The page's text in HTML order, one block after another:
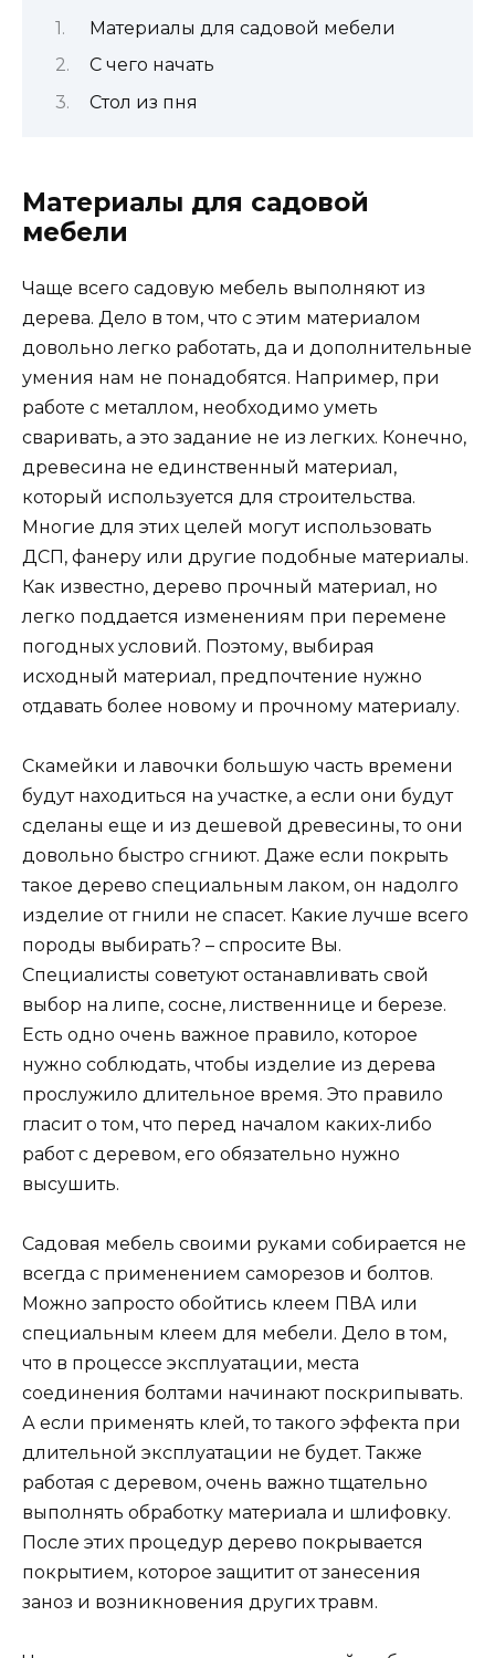
Материалы для садовой мебели
С чего начать
Стол из пня
Материалы для садовой
мебели
Чаще всего садовую мебель выполняют из
дерева. Дело в том, что с этим материалом
довольно легко работать, да и дополнительные
умения нам не понадобятся. Например, при
работе с металлом, необходимо уметь
сваривать, а это задание не из легких. Конечно,
древесина не единственный материал,
который используется для строительства.
Многие для этих целей могут использовать
ДСП, фанеру или другие подобные материалы.
Как известно, дерево прочный материал, но
легко поддается изменениям при перемене
погодных условий. Поэтому, выбирая
исходный материал, предпочтение нужно
отдавать более новому и прочному материалу.
Скамейки и лавочки большую часть времени
будут находиться на участке, а если они будут
сделаны еще и из дешевой древесины, то они
довольно быстро сгниют. Даже если покрыть
такое дерево специальным лаком, он надолго
изделие от гнили не спасет. Какие лучше всего
породы выбирать? – спросите Вы.
Специалисты советуют останавливать свой
выбор на липе, сосне, лиственнице и березе.
Есть одно очень важное правило, которое
нужно соблюдать, чтобы изделие из дерева
прослужило длительное время. Это правило
гласит о том, что перед началом каких-либо
работ с деревом, его обязательно нужно
высушить.
Садовая мебель своими руками собирается не
всегда с применением саморезов и болтов.
Можно запросто обойтись клеем ПВА или
специальным клеем для мебели. Дело в том,
что в процессе эксплуатации, места
соединения болтами начинают поскрипывать.
А если применять клей, то такого эффекта при
длительной эксплуатации не будет. Также
работая с деревом, очень важно тщательно
выполнять обработку материала и шлифовку.
После этих процедур дерево покрывается
покрытием, которое защитит от занесения
заноз и возникновения других травм.